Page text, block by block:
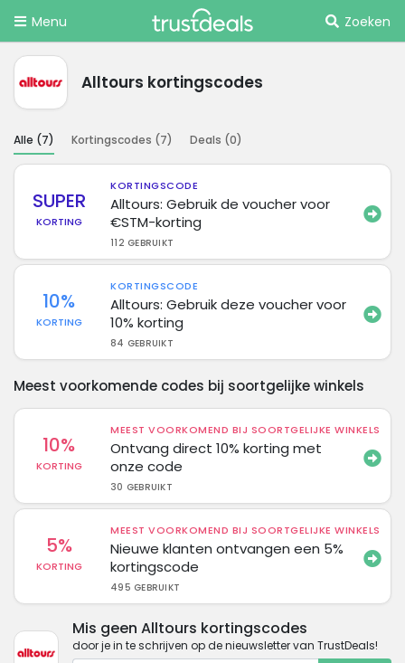
Menu Zoeken
Alltours kortingscodes
Alle (7) Kortingscodes (7) Deals (0)
SUPER
KORTING
KORTINGSCODE
Alltours: Gebruik de voucher voor
€STM-korting
112 GEBRUIKT
10%
KORTING
KORTINGSCODE
Alltours: Gebruik deze voucher voor
10% korting
84 GEBRUIKT
Meest voorkomende codes bij soortgelijke winkels
10%
KORTING
MEEST VOORKOMEND BIJ SOORTGELIJKE WINKELS
Ontvang direct 10% korting met
onze code
30 GEBRUIKT
5%
KORTING
MEEST VOORKOMEND BIJ SOORTGELIJKE WINKELS
Nieuwe klanten ontvangen een 5%
kortingscode
495 GEBRUIKT
Mis geen Alltours kortingscodes
door je in te schrijven op de nieuwsletter van TrustDeals!